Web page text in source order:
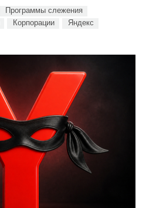
Программы слежения
Корпорации Яндекс